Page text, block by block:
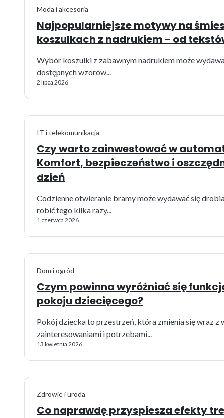
Moda i akcesoria
Najpopularniejsze motywy na
koszulkach z nadrukiem - od
Wybór koszulki z zabawnym nadrukiem może
dostępnych wzorów...
2 lipca 2026
IT i telekomunikacja
Czy warto zainwestować w
Komfort, bezpieczeństwo i
dzień
Codzienne otwieranie bramy może wydawać się
robić tego kilka razy...
1 czerwca 2026
Dom i ogród
Czym powinna wyróżniać się
pokoju dziecięcego?
Pokój dziecka to przestrzeń, która zmienia się wraz z
zainteresowaniami i potrzebami...
13 kwietnia 2026
Zdrowie i uroda
Co naprawdę przyspiesza efekty